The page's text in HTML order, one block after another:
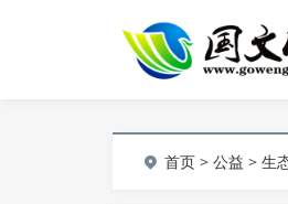
首页 >公益 >生